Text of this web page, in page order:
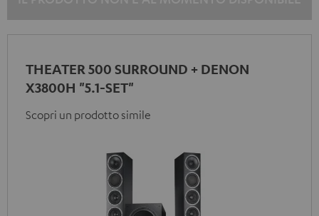
THEATER 500 SURROUND + DENON
X3800H "5.1-SET"
Scopri un prodotto simile